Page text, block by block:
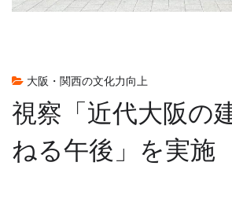
大阪・関西の文化力向上
視察「近代大阪の
ねる午後」を実施